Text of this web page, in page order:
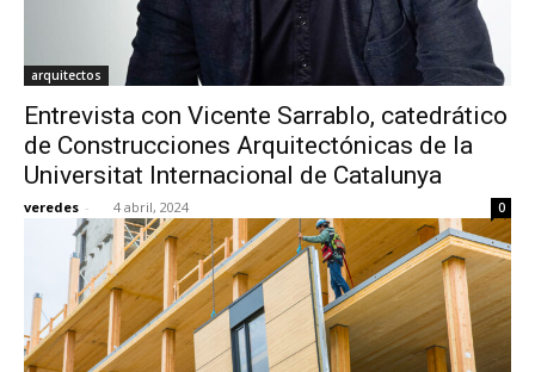
arquitectos
Entrevista con Vicente Sarrablo, catedrático
de Construcciones Arquitectónicas de la
Universitat Internacional de Catalunya
veredes - 4 abril, 2024 0